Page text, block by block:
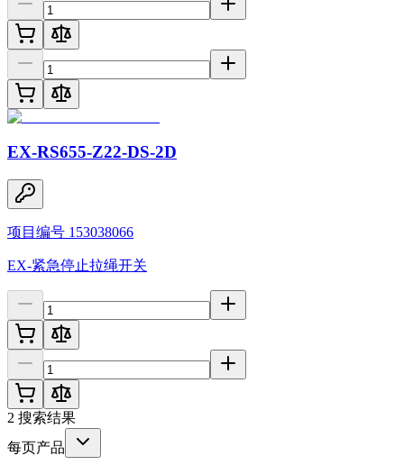
EX-RS655-Z22-DS-2D
项目编号 153038066
EX-紧急停止拉绳开关
2 搜索结果
每页产品